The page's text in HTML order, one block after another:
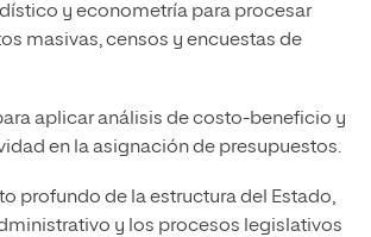
y econometría para procesar
masivas, censos y encuestas de
aplicar análisis de costo-beneficio y
en la asignación de presupuestos.
profundo de la estructura del Estado,
y los procesos legislativos